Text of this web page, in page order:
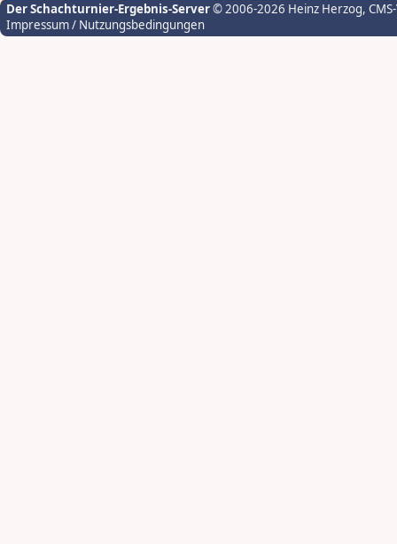
Der Schachturnier-Ergebnis-Server© 2006-2026 Heinz Herzog,
Impressum / Nutzungsbedingungen